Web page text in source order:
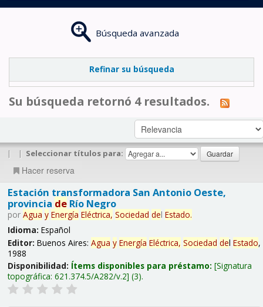
Búsqueda avanzada
Refinar su búsqueda
Su búsqueda retornó 4 resultados.
| | Seleccionar títulos para:
Hacer reserva
Estación transformadora San Antonio Oeste,
provincia deRío Negro
por Agua y Energía Eléctrica, Sociedad del Estado.
Idioma: Español
Editor: Buenos Aires: Agua y Energía Eléctrica, Sociedad del Estado,
1988
Disponibilidad: Ítems disponibles para préstamo: Signatura
topográfica: 621.374.5/A282/v.2 (3).